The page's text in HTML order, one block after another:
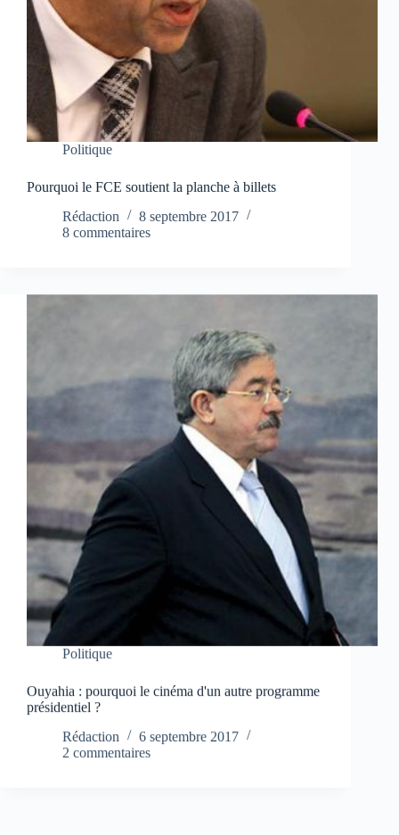
Politique
Pourquoi le FCE soutient la planche à billets
Rédaction
8 septembre 2017
8 commentaires
Politique
Ouyahia : pourquoi le cinéma d'un autre programme
présidentiel ?
Rédaction
6 septembre 2017
2 commentaires